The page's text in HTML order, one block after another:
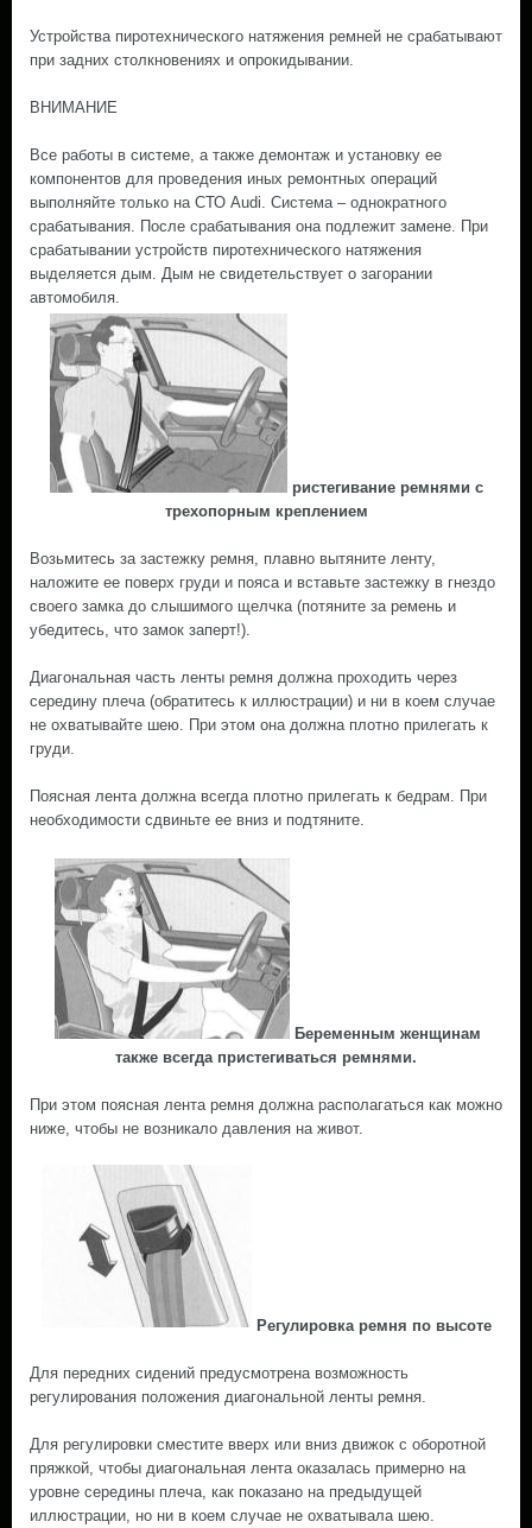
Устройства пиротехнического натяжения ремней не срабатывают
при задних столкновениях и опрокидывании.
ВНИМАНИЕ
Все работы в системе, а также демонтаж и установку ее
компонентов для проведения иных ремонтных операций
выполняйте только на СТО Audi. Система – однократного
срабатывания. После срабатывания она подлежит замене. При
срабатывании устройств пиротехнического натяжения
выделяется дым. Дым не свидетельствует о загорании
автомобиля.
ристегивание ремнями с
трехопорным креплением
Возьмитесь за застежку ремня, плавно вытяните ленту,
наложите ее поверх груди и пояса и вставьте застежку в гнездо
своего замка до слышимого щелчка (потяните за ремень и
убедитесь, что замок заперт!).
Диагональная часть ленты ремня должна проходить через
середину плеча (обратитесь к иллюстрации) и ни в коем случае
не охватывайте шею. При этом она должна плотно прилегать к
груди.
Поясная лента должна всегда плотно прилегать к бедрам. При
необходимости сдвиньте ее вниз и подтяните.
Беременным женщинам
также всегда пристегиваться ремнями.
При этом поясная лента ремня должна располагаться как можно
ниже, чтобы не возникало давления на живот.
Регулировка ремня по высоте
Для передних сидений предусмотрена возможность
регулирования положения диагональной ленты ремня.
Для регулировки сместите вверх или вниз движок с оборотной
пряжкой, чтобы диагональная лента оказалась примерно на
уровне середины плеча, как показано на предыдущей
иллюстрации, но ни в коем случае не охватывала шею.